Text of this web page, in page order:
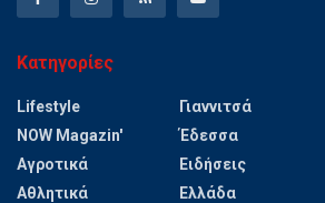
Κατηγορίες
Lifestyle
NOW Magazin'
Αγροτικά
Αθλητικά
Γιαννιτσά
Έδεσσα
Ειδήσεις
Ελλάδα